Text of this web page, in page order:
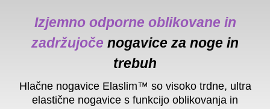
Izjemno odporne oblikovane in
zadržujoče nogavice za noge in
trebuh
Hlačne nogavice Elaslim™ so visoko trdne, ultra
elastične nogavice s funkcijo oblikovanja in